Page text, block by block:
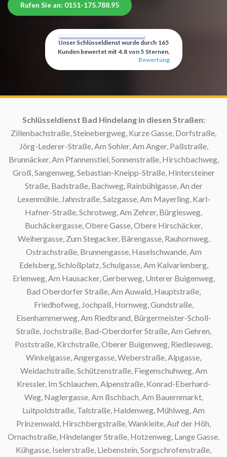
Rufen Sie an: 0151-175.788.95
Unser Schlüsseldienst wurde durch 165
Kunden bewertet mit 4.8 von 5 Sternen.
Bewertung
Schlüsseldienst Bad Hindelang in diesen Straßen:
Zillenbachstraße, Steinebergweg, Kurze Gasse, Dorfstraße,
Jörg-Lederer-Straße, Am Sohler, Am Anger, Paßstraße,
Brunnäcker, Am Pfannenstiel, Sonnenstraße, Hirschbachweg,
Groß, Sangenweg, Sebastian-Kneipp-Straße, Hintersteiner
Straße, Badstraße, Bachweg, Rainbühlgasse, An der
Lexenmühle, Jahnstraße, Salzgasse, Am Mayerling, Karl-
Hafner-Straße, Schrotweg, Am Zehrer, Bürglesweg,
Buchäckergasse, Obere Gasse, Obere Hirschäcker,
Weihergasse, Zum Stegacker, Bärengasse, Rauhornweg,
Ostrachstraße, Brunnengasse, Haselschwande, Am
Edelsberg, Schloßplatz, Schulgasse, Am Kalvarienberg,
Erlenweg, Am Hausacker, Gerberweg, Unterer Buigenweg,
Bad Oberdorfer Straße, Am Auwald, Hauptstraße,
Friedhofweg, Jochpaß, Hornweg, Gundstraße,
Eisenhammerweg, Am Riedbrand, Bürgermeister-Scholl-
Straße, Jochstraße, Bad-Oberdorfer Straße, Am Gehren,
Poststraße, Kirchstraße, Oberer Buigenweg, Riedlesweg,
Winkelgasse, Angergasse, Weberstraße, Alpgasse,
Weidachstraße, Schützenstraße, Fiegenschuhweg, Am
Kressler, Im Schlauchen, Alpenstraße, Konrad-Eberhard-
Weg, Naglergasse, Am ßschbach, Am Bauernmarkt,
Luitpoldstraße, Talstraße, Haldenweg, Mühlweg, Am
Prinzenwald, Hirschbergstraße, Wankleite, Auf der Höh,
Ornachstraße, Hindelanger Straße, Hotzenweg, Lange Gasse,
Kühgasse, Iselerstraße, Liebenstein, Sorgschrofenstraße,